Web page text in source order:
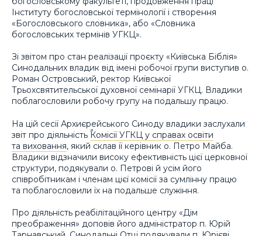
Інституту богословської термінології і створення
«Богословського словника», або «Словника
богословських термінів УГКЦ».
Зі звітом про стан реалізації проєкту «Київська Біблія»
Синодальних владик від імені робочої групи виступив о.
Роман Островський, ректор Київської
Трьохсвятительської духовної семінарії УГКЦ. Владики
поблагословили робочу групу на подальшу працю.
На цій сесії Архиєрейського Синоду владики заслухали
звіт про діяльністьКомісії УГКЦ у справах освіти
та виховання, який склав її керівник о. Петро Майба.
Владики відзначили високу ефективність цієї церковної
структури, подякували о. Петрові й усім його
співробітникам і членам цієї комісії за сумлінну працю
та поблагословили їх на подальше служіння.
Про діяльність реабілітаційного центру «Дім
преображення» доповів його адміністратор п. Юрій